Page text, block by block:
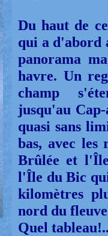
Du haut de
qui a d'abord
panorama
havre. Un
champ
jusqu'au
quasi sans
bas, avec les
Brûlée et
l'Île du Bic
kilomètres
nord du
Quel